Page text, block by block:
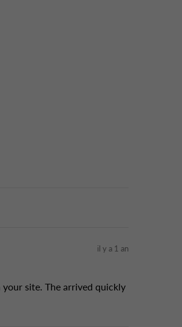
il y a 1 an
your site. The arrived quickly